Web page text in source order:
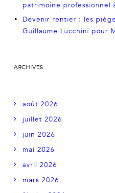
patrimoine professionnel
Devenir rentier : les
Guillaume Lucchini pour
ARCHIVES
août 2026
juillet 2026
juin 2026
mai 2026
avril 2026
mars 2026